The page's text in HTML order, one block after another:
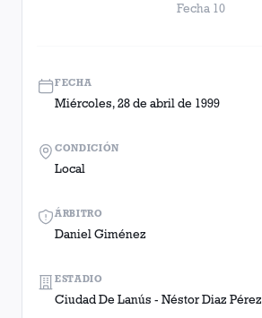
Fecha 10
FECHA
Miércoles, 28 de abril de 1999
ÁRBITRO
Daniel Giménez
CONDICIÓN
Local
ESTADIO
Ciudad De Lanús - Néstor Diaz Pérez